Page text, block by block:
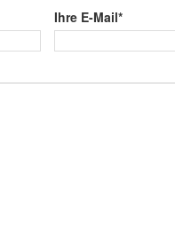
Ihre E-Mail*